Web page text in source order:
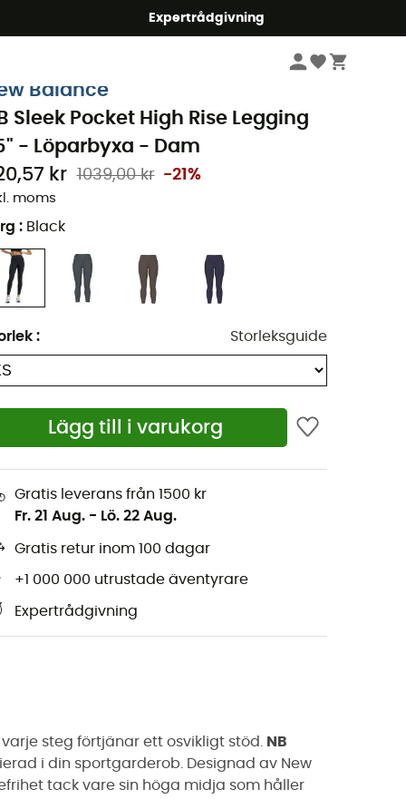
Expertrådgivning
Balance
Sleek Pocket High Rise Legging
- Löparbyxa - Dam
kr 1039,00 kr -21%
moms
: Black
: Storleksguide
Lägg till i varukorg
Gratis leverans från 1500 kr
Fr. 21 Aug. - Lö. 22 Aug.
Gratis retur inom 100 dagar
+1 000 000 utrustade äventyrare
Expertrådgivning
steg förtjänar ett osvikligt stöd.
NB
i din sportgarderob. Designad av New
tack vare sin höga midja som håller